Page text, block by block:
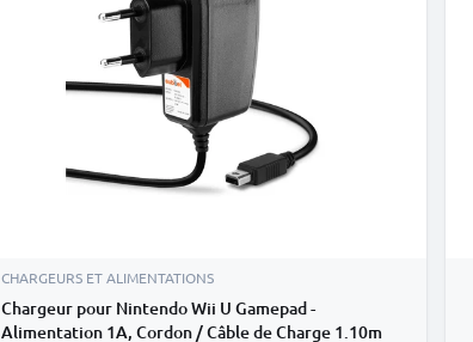
CHARGEURS ET ALIMENTATIONS
Chargeur pour Nintendo Wii U Gamepad -
Alimentation 1A, Cordon / Câble de Charge 1.10m